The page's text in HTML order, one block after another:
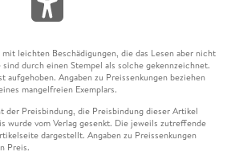
leichten Beschädigungen, die das Lesen aber nicht
durch einen Stempel als solche gekennzeichnet.
aufgehoben. Angaben zu Preissenkungen beziehen
mangelfreien Exemplars.
der Preisbindung, die Preisbindung dieser Artikel
wurde vom Verlag gesenkt. Die jeweils zutreffende
dargestellt. Angaben zu Preissenkungen
Preis.